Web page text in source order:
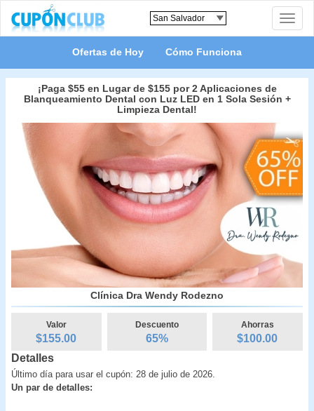
Toggle
Ofertas de Hoy Cómo Funciona
¡Paga $55 en Lugar de $155 por 2 Aplicaciones de
Blanqueamiento Dental con Luz LED en 1 Sola Sesión +
Limpieza Dental!
Clínica Dra Wendy Rodezno
Valor
$155.00
Descuento
65%
Ahorras
$100.00
Detalles
Último día para usar el cupón: 28 de julio de 2026.
Un par de detalles: